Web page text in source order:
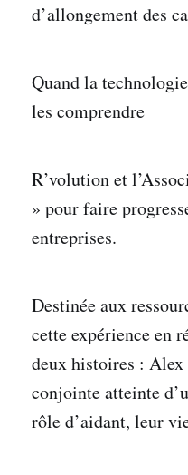
d’allongement des
Quand la
les comprendre
R’volution et
» pour faire
entreprises.
Destinée aux
cette expérience en
deux histoires : Alex
conjointe atteinte
rôle d’aidant, leur